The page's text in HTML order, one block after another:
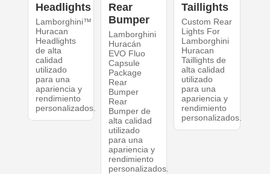
Headlights
Lamborghini™
Huracan
Headlights
de alta
calidad
utilizado
para una
apariencia y
rendimiento
personalizados.
Rear
Bumper
Lamborghini
Huracán
EVO Fluo
Capsule
Package
Rear
Bumper
Rear
Bumper de
alta calidad
utilizado
para una
apariencia y
rendimiento
personalizados.
Taillights
Custom Rear
Lights For
Lamborghini
Huracan
Taillights de
alta calidad
utilizado
para una
apariencia y
rendimiento
personalizados.